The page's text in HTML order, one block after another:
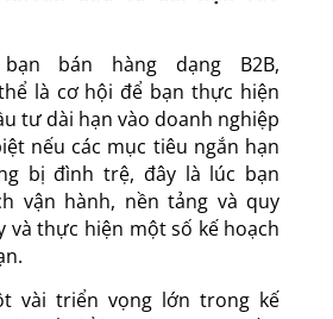
đầu tư dài hạn vào
bán hàng dạng B2B,
là cơ hội để bạn thực hiện
tư dài hạn vào doanh nghiệp
nếu các mục tiêu ngắn hạn
bị đình trệ, đây là lúc bạn
vận hành, nền tảng và quy
thực hiện một số kế hoạch